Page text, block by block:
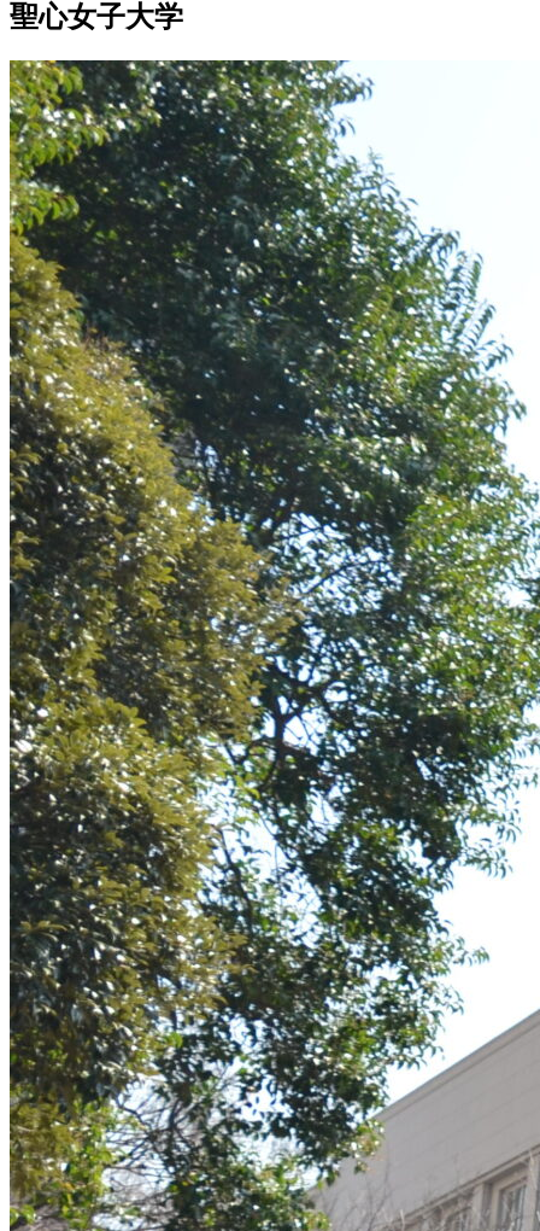
聖心女子大学